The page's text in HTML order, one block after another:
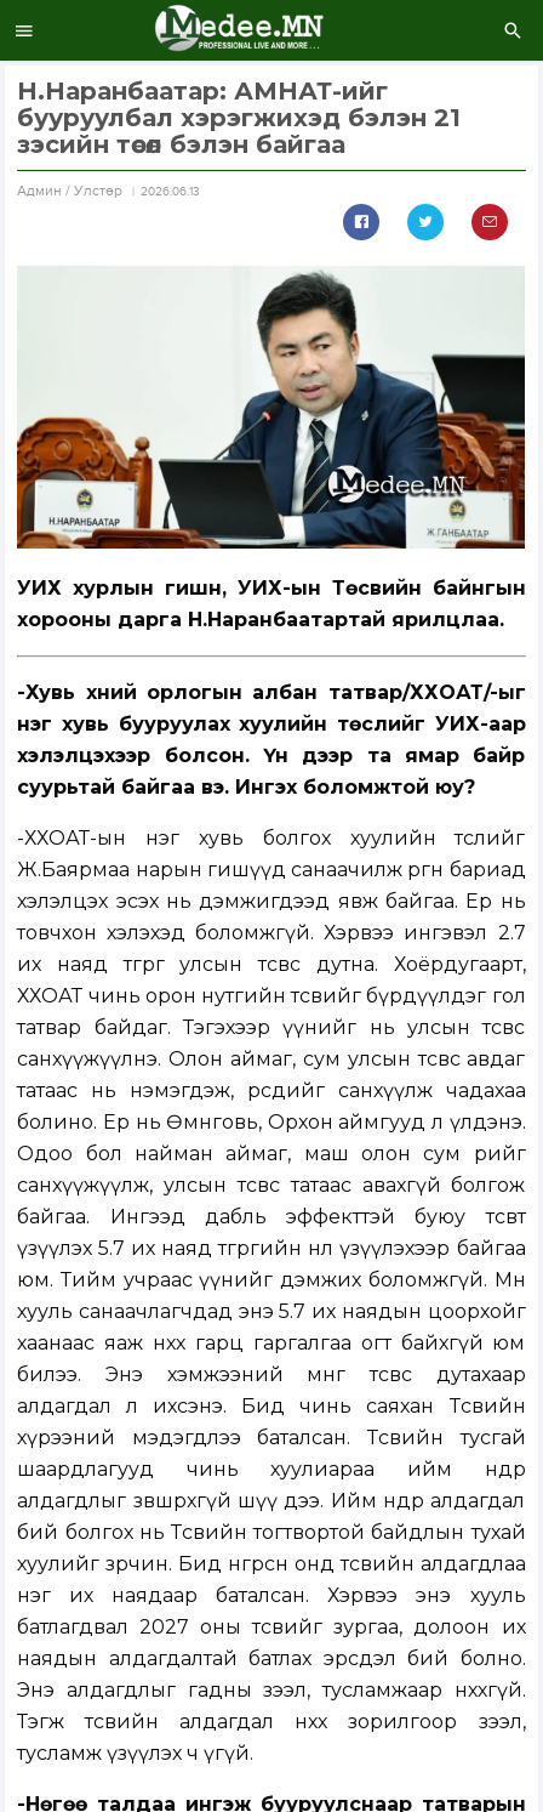
Н.Наранбаатар: АМНАТ-ийг
бууруулбал хэрэгжихэд бэлэн 21
зэсийн төсөл бэлэн байгаа
Aдмин / Улстөр 2026.06.13
УИХ хурлын гишүүн, УИХ-ын Төсвийн байнгын
хорооны дарга Н.Наранбаатартай ярилцлаа.
-Хувь хүний орлогын албан татвар/ХХОАТ/-ыг
нэг хувь бууруулах хуулийн төслийг УИХ-аар
хэлэлцэхээр болсон. Үүн дээр та ямар байр
суурьтай байгаа вэ. Ингэх боломжтой юу?
-ХХОАТ-ын нэг хувь болгох хуулийн төслийг
Ж.Баярмаа нарын гишүүд санаачилж өргөн бариад
хэлэлцэх эсэх нь дэмжигдээд явж байгаа. Ер нь
товчхон хэлэхэд боломжгүй. Хэрвээ ингэвэл 2.7
их наяд төгрөг улсын төсвөөс дутна. Хоёрдугаарт,
ХХОАТ чинь орон нутгийн төсвийг бүрдүүлдэг гол
татвар байдаг. Тэгэхээр үүнийг нь улсын төсвөөс
санхүүжүүлнэ. Олон аймаг, сум улсын төсвөөс авдаг
татаас нь нэмэгдэж, өөрсдийгөө санхүүлж чадахаа
болино. Ер нь Өмнөговь, Орхон аймгууд л үлдэнэ.
Одоо бол найман аймаг, маш олон сум өөрийгөө
санхүүжүүлж, улсын төсвөөс татаас авахгүй болгож
байгаа. Ингээд дабль эффекттэй буюу төсөвт
үзүүлэх 5.7 их наяд төгрөгийн нөлөө үзүүлэхээр байгаа
юм. Тийм учраас үүнийг дэмжих боломжгүй. Мөн
хууль санаачлагчдад энэ 5.7 их наядын цоорхойг
хаанаас яаж нөхөх гарц гаргалгаа огт байхгүй юм
билээ. Энэ хэмжээний мөнгө төсвөөс дутахаар
алдагдал л ихсэнэ. Бид чинь саяхан Төсвийн
хүрээний мэдэгдлээ баталсан. Төсвийн тусгай
шаардлагууд чинь хуулиараа ийм өндөр
алдагдлыг зөвшөөрөхгүй шүү дээ. Ийм өндөр алдагдал
бий болгох нь Төсвийн тогтвортой байдлын тухай
хуулийг зөрчинө. Бид өнгөрсөн онд төсвийн алдагдлаа
нэг их наядаар баталсан. Хэрвээ энэ хууль
батлагдвал 2027 оны төсвийг зургаа, долоон их
наядын алдагдалтай батлах эрсдэл бий болно.
Энэ алдагдлыг гадны зээл, тусламжаар нөхөхгүй.
Тэгж төсвийн алдагдал нөхөх зорилгоор зээл,
тусламж үзүүлэх ч үгүй.
-Нөгөө талдаа ингэж бууруулснаар татварын